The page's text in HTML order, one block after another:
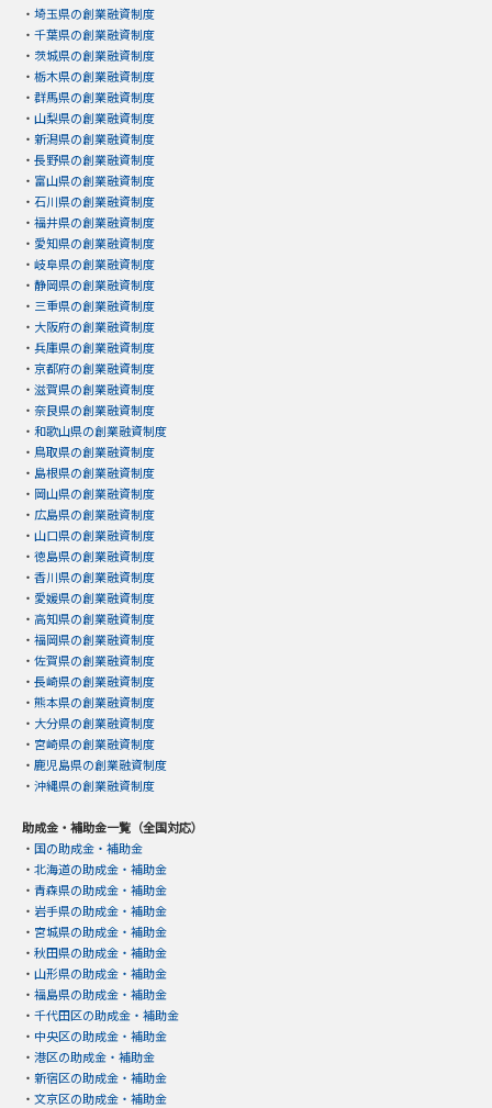
・ 埼玉県の創業融資制度
・ 千葉県の創業融資制度
・ 茨城県の創業融資制度
・ 栃木県の創業融資制度
・ 群馬県の創業融資制度
・ 山梨県の創業融資制度
・ 新潟県の創業融資制度
・ 長野県の創業融資制度
・ 富山県の創業融資制度
・ 石川県の創業融資制度
・ 福井県の創業融資制度
・ 愛知県の創業融資制度
・ 岐阜県の創業融資制度
・ 静岡県の創業融資制度
・ 三重県の創業融資制度
・ 大阪府の創業融資制度
・ 兵庫県の創業融資制度
・ 京都府の創業融資制度
・ 滋賀県の創業融資制度
・ 奈良県の創業融資制度
・ 和歌山県の創業融資制度
・ 鳥取県の創業融資制度
・ 島根県の創業融資制度
・ 岡山県の創業融資制度
・ 広島県の創業融資制度
・ 山口県の創業融資制度
・ 徳島県の創業融資制度
・ 香川県の創業融資制度
・ 愛媛県の創業融資制度
・ 高知県の創業融資制度
・ 福岡県の創業融資制度
・ 佐賀県の創業融資制度
・ 長崎県の創業融資制度
・ 熊本県の創業融資制度
・ 大分県の創業融資制度
・ 宮崎県の創業融資制度
・ 鹿児島県の創業融資制度
・ 沖縄県の創業融資制度
助成金・補助金一覧（全国対応）
・ 国の助成金・補助金
・ 北海道の助成金・補助金
・ 青森県の助成金・補助金
・ 岩手県の助成金・補助金
・ 宮城県の助成金・補助金
・ 秋田県の助成金・補助金
・ 山形県の助成金・補助金
・ 福島県の助成金・補助金
・ 千代田区の助成金・補助金
・ 中央区の助成金・補助金
・ 港区の助成金・補助金
・ 新宿区の助成金・補助金
・ 文京区の助成金・補助金